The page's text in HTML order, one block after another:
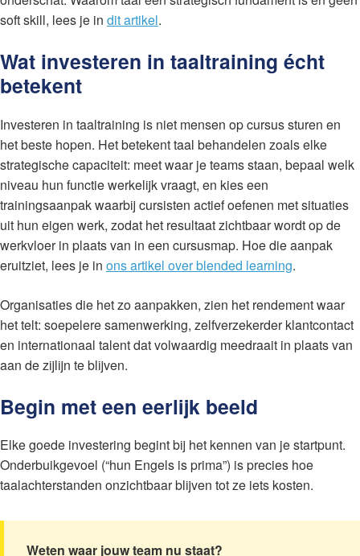
soft skill, lees je in dit artikel.
Wat investeren in taaltraining écht
betekent
Investeren in taaltraining is niet mensen op cursus sturen en
het beste hopen. Het betekent taal behandelen zoals elke
strategische capaciteit: meet waar je teams staan, bepaal welk
niveau hun functie werkelijk vraagt, en kies een
trainingsaanpak waarbij cursisten actief oefenen met situaties
uit hun eigen werk, zodat het resultaat zichtbaar wordt op de
werkvloer in plaats van in een cursusmap. Hoe die aanpak
eruitziet, lees je in ons artikel over blended learning.
Organisaties die het zo aanpakken, zien het rendement waar
het telt: soepelere samenwerking, zelfverzekerder klantcontact
en internationaal talent dat volwaardig meedraait in plaats van
aan de zijlijn te blijven.
Begin met een eerlijk beeld
Elke goede investering begint bij het kennen van je startpunt.
Onderbuikgevoel (“hun Engels is prima”) is precies hoe
taalachterstanden onzichtbaar blijven tot ze iets kosten.
Weten waar jouw team nu staat?